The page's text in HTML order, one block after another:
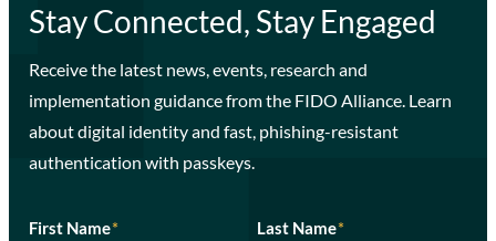
Stay Connected, Stay Engaged
Receive the latest news, events, research and
implementation guidance from the FIDO Alliance. Learn
about digital identity and fast, phishing-resistant
authentication with passkeys.
First Name* Last Name*